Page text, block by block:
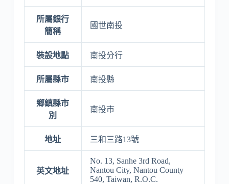
所屬銀行
簡稱
國世南投
裝設地點 南投分行
所屬縣市 南投縣
鄉鎮縣市
別
南投市
地址 三和三路13號
英文地址
No. 13, Sanhe 3rd Road,
Nantou City, Nantou County
540, Taiwan, R.O.C.